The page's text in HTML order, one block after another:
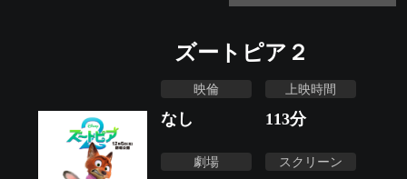
ズートピア２
映倫
なし
上映時間
113分
劇場 スクリーン